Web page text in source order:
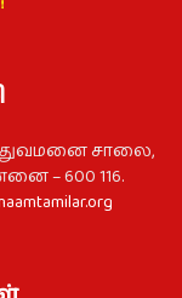
சாலை,
– 600 116.